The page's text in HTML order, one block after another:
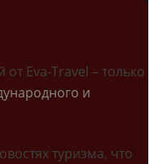
Eva-Travel – только
и
туризма, что